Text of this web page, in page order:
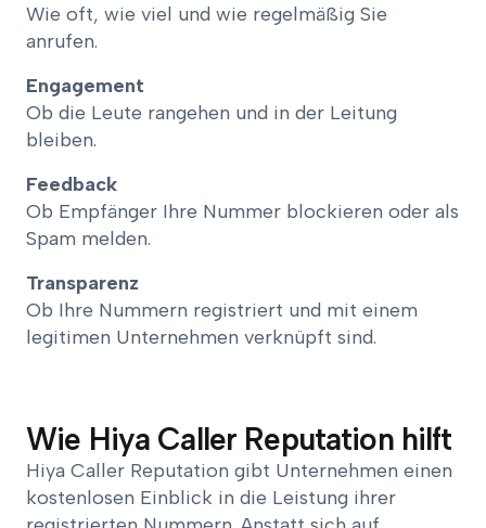
Wie oft, wie viel und wie regelmäßig Sie
anrufen.
Engagement
Ob die Leute rangehen und in der Leitung
bleiben.
Feedback
Ob Empfänger Ihre Nummer blockieren oder als
Spam melden.
Transparenz
Ob Ihre Nummern registriert und mit einem
legitimen Unternehmen verknüpft sind.
Wie Hiya Caller Reputation hilft
Hiya Caller Reputation gibt Unternehmen einen
kostenlosen Einblick in die Leistung ihrer